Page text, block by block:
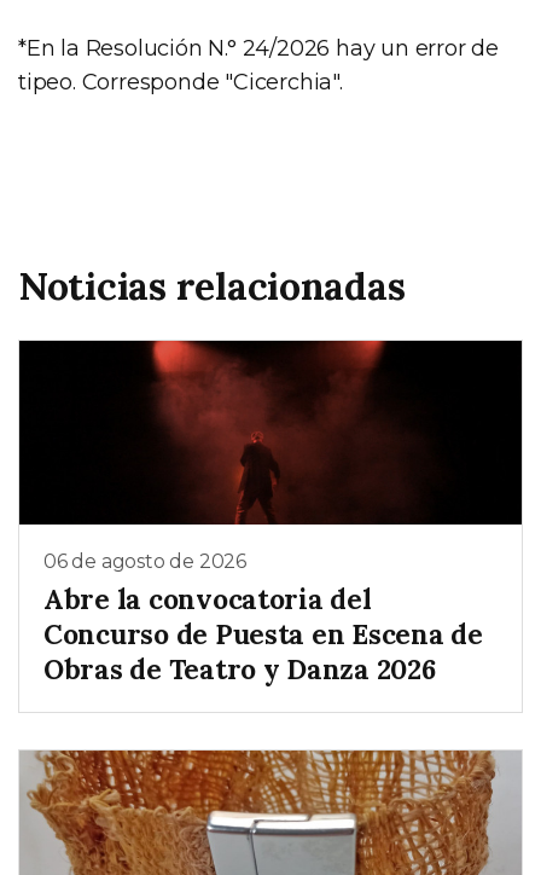
*En la Resolución N.° 24/2026 hay un error de
tipeo. Corresponde "Cicerchia".
Noticias relacionadas
06 de agosto de 2026
Abre la convocatoria del
Concurso de Puesta en Escena de
Obras de Teatro y Danza 2026